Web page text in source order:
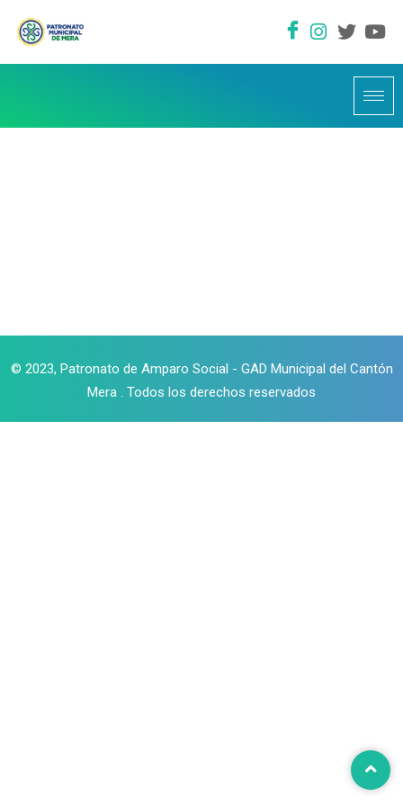
© 2023, Patronato de Amparo Social - GAD Municipal del Cantón
Mera . Todos los derechos reservados